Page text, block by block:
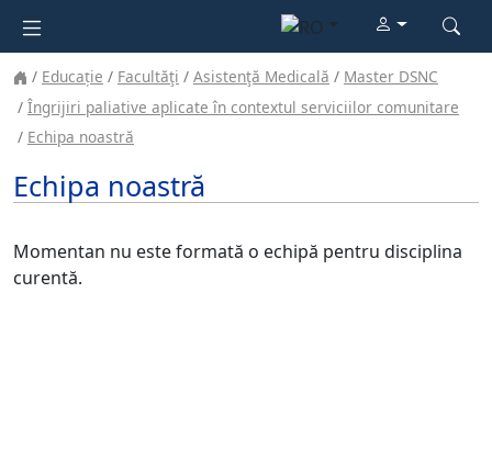
Educație Facultăţi Asistenţă Medicală
Master DSNC
Îngrijiri paliative aplicate în contextul serviciilor comunitare
Echipa noastră
Echipa noastră
Momentan nu este formată o echipă pentru disciplina
curentă.